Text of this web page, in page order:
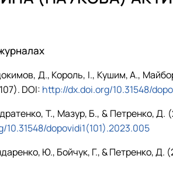
дисциплін
моїх сортах: до 100-річчя Петра
вчених - Формування стійких
до складання НМТ в НУБіП України
Д., Король, І., Кушим, A.,
DOI: http://dx.doi.org/10.31548/
T., Мазур, Б., & Петренко, Д.
10.31548/dopovidi1(101).2023.005
Ю., Бойчук, Г., & Петренко, Д.